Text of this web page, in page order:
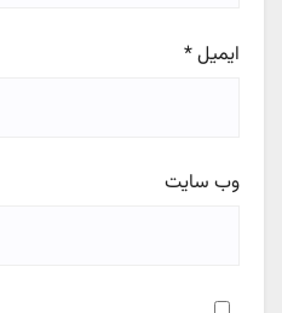
ایمیل*
وب‌ سایت